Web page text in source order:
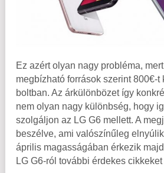
Ez azért olyan nagy probléma,
megbízható források szerint 800€-t
boltban. Az árkülönbözet így
nem olyan nagy különbség, hogy
szolgáljon az LG G6 mellett. A
beszélve, ami valószínűleg
április magasságában érkezik
LG G6-ról további érdekes cikkeket